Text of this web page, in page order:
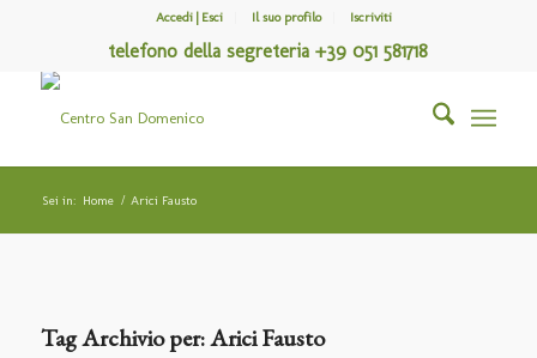
Accedi | Esci Il suo profilo Iscriviti
telefono della segreteria +39 051 581718
Sei in: Home / Arici Fausto
Tag Archivio per:Arici Fausto